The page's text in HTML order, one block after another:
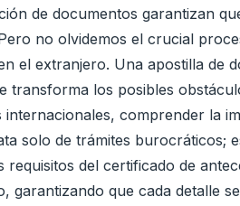
de documentos garantizan
no olvidemos el crucial
el extranjero. Una apostilla de
transforma los posibles
comprender la
solo de trámites burocráticos;
del certificado de
garantizando que cada detalle